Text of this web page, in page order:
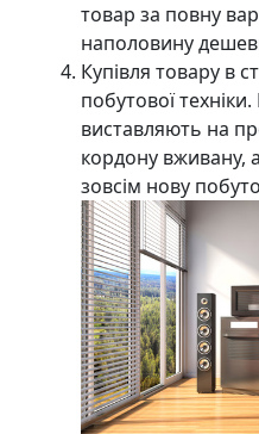
товар за повну
наполовину
Купівля товару в
побутової
виставляють на
кордону вживану,
зовсім нову